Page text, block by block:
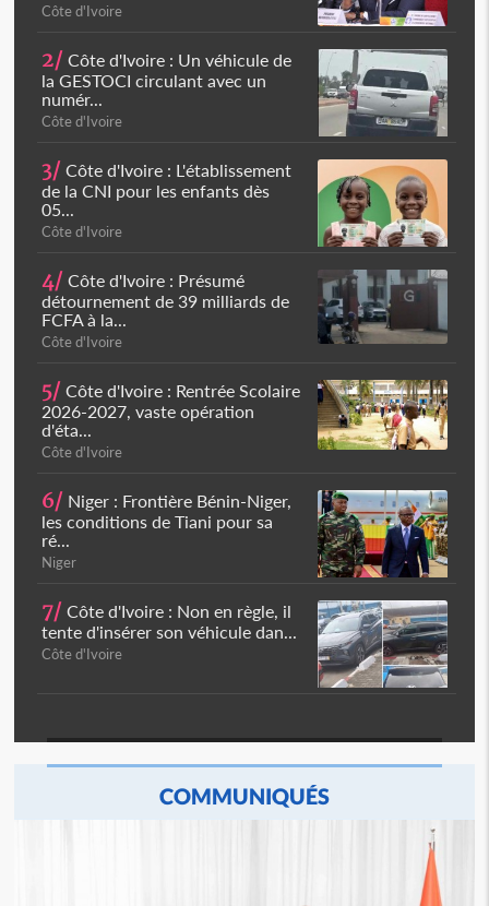
Côte d'Ivoire
2/ Côte d'Ivoire : Un véhicule de
la GESTOCI circulant avec un
numér...
Côte d'Ivoire
3/ Côte d'Ivoire : L'établissement
de la CNI pour les enfants dès
05...
Côte d'Ivoire
4/ Côte d'Ivoire : Présumé
détournement de 39 milliards de
FCFA à la...
Côte d'Ivoire
5/ Côte d'Ivoire : Rentrée Scolaire
2026-2027, vaste opération
d'éta...
Côte d'Ivoire
6/ Niger : Frontière Bénin-Niger,
les conditions de Tiani pour sa
ré...
Niger
7/ Côte d'Ivoire : Non en règle, il
tente d'insérer son véhicule dan...
Côte d'Ivoire
COMMUNIQUÉS